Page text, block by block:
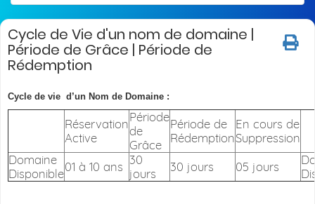
Cycle de Vie d'un nom de domaine |
Période de Grâce | Période de
Rédemption
Cycle de vie d’un Nom de Domaine :
Réservation
Active
Période
de
Grâce
Période de
Rédemption
En cours de
Suppression
Domaine
Disponible01 à 10 ans 30
jours
30 jours 05 jours